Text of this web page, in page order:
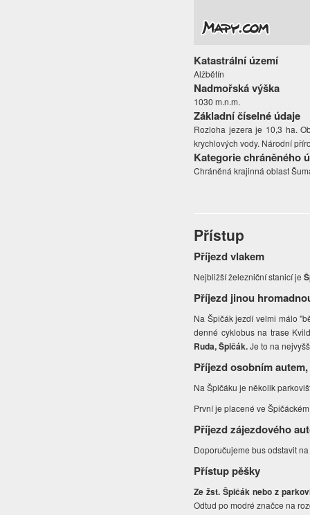
Katastrální území
Alžbětín
Nadmořská výška
1030 m.n.m.
Základní číselné údaje
Rozloha jezera je 10,3 ha.
krychlových vody. Národní
Kategorie chráněného
Chráněná krajinná oblast
Přístup
Příjezd vlakem
Nejbližší železniční stanicí je
Příjezd jinou
Na Špičák jezdí velmi málo
denné cyklobus na trase
Ruda, Špičák.Je to na
Příjezd osobním
Na Špičáku je několik
První je placené ve
Příjezd zájezdového
Doporučujeme bus odstavit
Přístup pěšky
Ze žst. Špičák nebo z
Odtud po modré značce na